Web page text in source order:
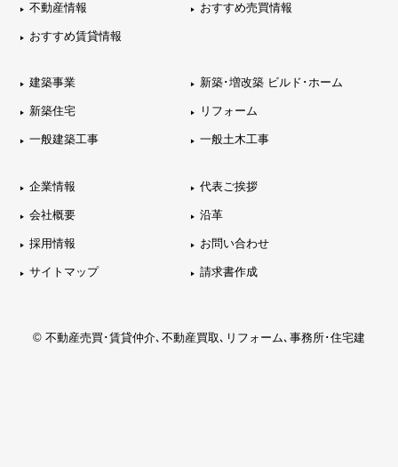
不動産情報 おすすめ売買情報
おすすめ賃貸情報
建築事業 新築･増改築 ビルド･ホーム
新築住宅 リフォーム
一般建築工事 一般土木工事
企業情報 代表ご挨拶
会社概要 沿革
採用情報 お問い合わせ
サイトマップ 請求書作成
© 不動産売買･賃貸仲介､不動産買取､リフォーム､事務所･住宅建